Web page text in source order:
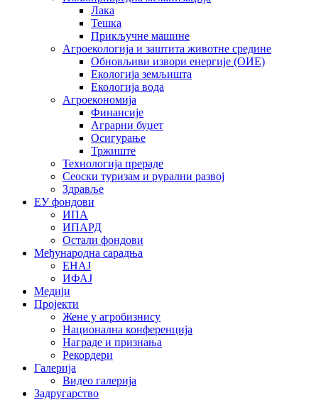
Лака
Тешка
Прикључне машине
Агроекологија и заштита животне средине
Обновљиви извори енергије (ОИЕ)
Екологија земљишта
Екологија вода
Агроекономија
Финансије
Аграрни буџет
Осигурање
Тржиште
Технологија прераде
Сеоски туризам и рурални развој
Здравље
ЕУ фондови
ИПА
ИПАРД
Остали фондови
Међународна сарадња
ЕНАЈ
ИФАЈ
Медији
Пројекти
Жене у агробизнису
Национална конференција
Награде и признања
Рекордери
Галерија
Видео галерија
Задругарство